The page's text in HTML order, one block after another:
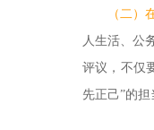
（二）
人生活、公
评议，不仅
先正己”的担